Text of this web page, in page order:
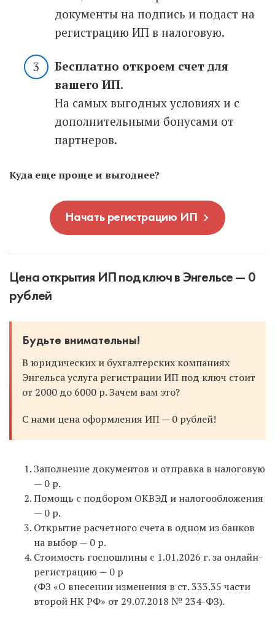
документы на подпись и подаст на
регистрацию ИП в налоговую.
Бесплатно откроем счет для
вашего ИП.
На самых выгодных условиях и с
дополнительными бонусами от
партнеров.
Куда еще проще и выгоднее?
Начать регистрацию ИП
Цена открытия ИП под ключ в Энгельсе — 0
рублей
Будьте внимательны!
В юридических и бухгалтерских компаниях
Энгельса услуга регистрации ИП под ключ стоит
от 2000 до 6000 р. Зачем вам это?
С нами цена оформления ИП — 0 рублей!
Заполнение документов и отправка в налоговую
— 0 р.
Помощь с подбором ОКВЭД и налогообложения
— 0 р.
Открытие расчетного счета в одном из банков
на выбор — 0 р.
Стоимость госпошлины с 1.01.2026 г. за онлайн-
регистрацию — 0 р
(ФЗ «О внесении изменения в ст. 333.35 части
второй НК РФ» от 29.07.2018 № 234-ФЗ).